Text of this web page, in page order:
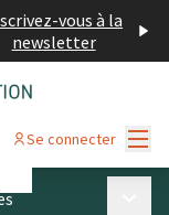
vous à la
newsletter
Se connecter